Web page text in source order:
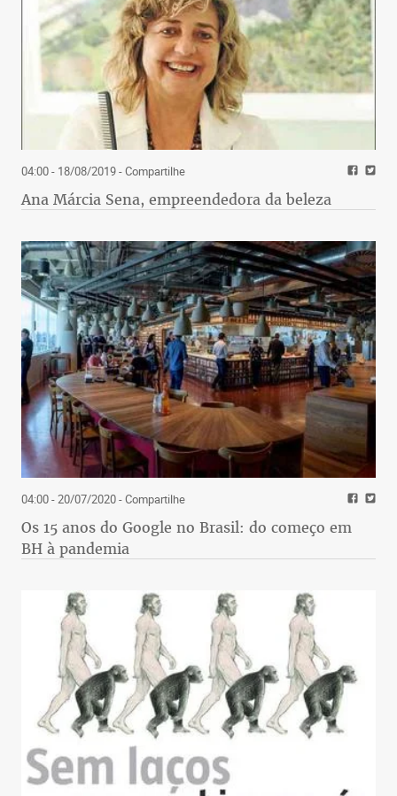
04:00 - 18/08/2019- Compartilhe
Ana Márcia Sena, empreendedora da beleza
04:00 - 20/07/2020- Compartilhe
Os 15 anos do Google no Brasil: do começo em
BH à pandemia